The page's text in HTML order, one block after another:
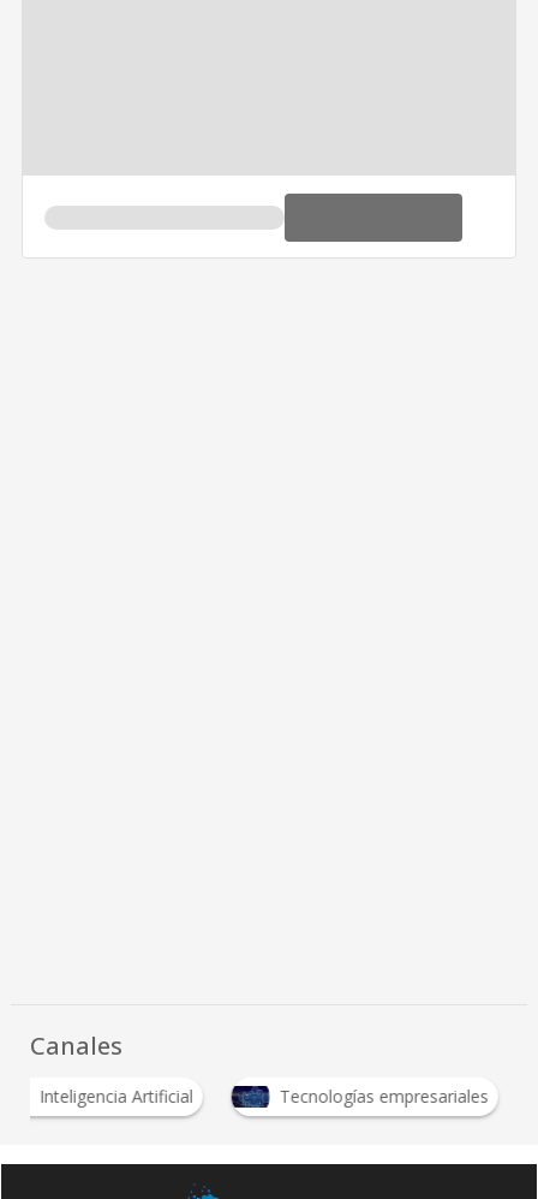
Canales
Inteligencia Artificial Tecnologías empresariales